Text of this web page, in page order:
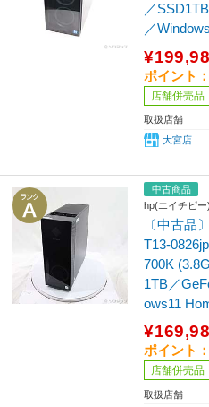
／
／
ポイント
店舗併売品
取扱店舗
大宮店
中古商品
hp(エイチピー)
〔中古品
T13-
700K
1TB／
ows11
ポイント
店舗併売品
取扱店舗